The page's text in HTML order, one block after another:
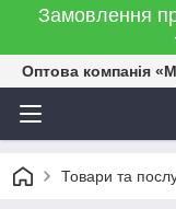
Замовлення
Оптова компанія
Товари та